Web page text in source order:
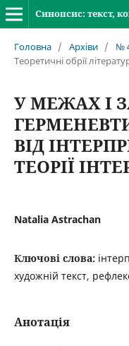
Синопсис: текст,
Головна / Архіви / №
Теоретичні обрії
У МЕЖАХ І
ВІД
ТЕОРІЇ
Natalia Astrachan
Ключові слова:
художній текст,
Анотація